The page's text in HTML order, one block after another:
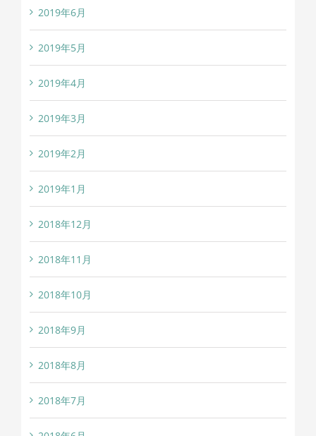
2019年6月
2019年5月
2019年4月
2019年3月
2019年2月
2019年1月
2018年12月
2018年11月
2018年10月
2018年9月
2018年8月
2018年7月